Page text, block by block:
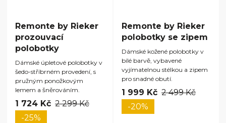
Remonte by Rieker
prozouvací
polobotky
Dámské úpletové polobotky v
šedo-stříbrném provedení, s
pružným ponožkovým
lemem a šněrováním.
1 724 Kč 2 299 Kč
-25%
Remonte by Rieker
polobotky se zipem
Dámské kožené polobotky v
bílé barvě, vybavené
vyjímatelnou stélkou a zipem
pro snadné obutí.
1 999 Kč 2 499 Kč
-20%